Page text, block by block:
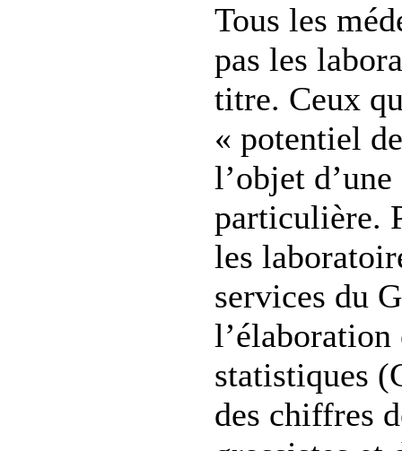
Tous les
pas les
titre. Ceux
« potentiel
l’objet
particulière.
les
services du
statistiques
des chiffres